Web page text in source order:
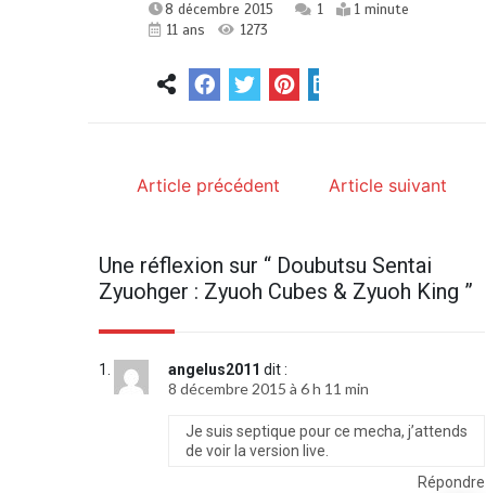
8 décembre 2015 1
1 minute
11 ans
1273
Article précédent Article suivant
Une réflexion sur “ Doubutsu Sentai
Zyuohger : Zyuoh Cubes & Zyuoh King ”
angelus2011 dit :
8 décembre 2015 à 6 h 11 min
Je suis septique pour ce mecha, j’attends
de voir la version live.
Répondre